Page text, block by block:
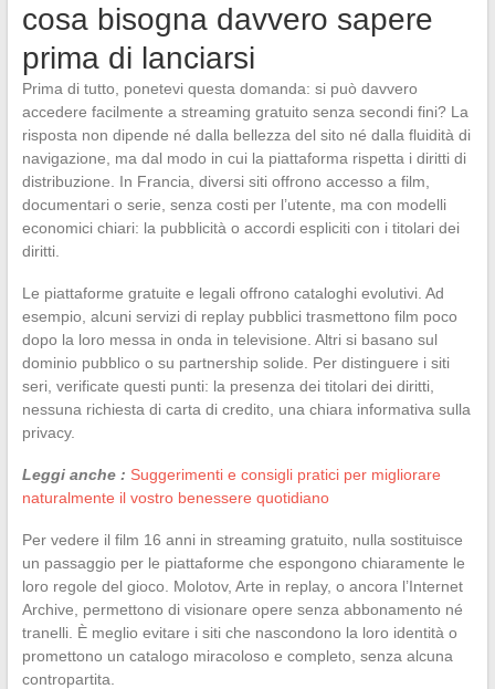
cosa bisogna davvero sapere
prima di lanciarsi
Prima di tutto, ponetevi questa domanda: si può davvero
accedere facilmente a streaming gratuito senza secondi fini? La
risposta non dipende né dalla bellezza del sito né dalla fluidità di
navigazione, ma dal modo in cui la piattaforma rispetta i diritti di
distribuzione. In Francia, diversi siti offrono accesso a film,
documentari o serie, senza costi per l’utente, ma con modelli
economici chiari: la pubblicità o accordi espliciti con i titolari dei
diritti.
Le piattaforme gratuite e legali offrono cataloghi evolutivi. Ad
esempio, alcuni servizi di replay pubblici trasmettono film poco
dopo la loro messa in onda in televisione. Altri si basano sul
dominio pubblico o su partnership solide. Per distinguere i siti
seri, verificate questi punti: la presenza dei titolari dei diritti,
nessuna richiesta di carta di credito, una chiara informativa sulla
privacy.
Leggi anche : Suggerimenti e consigli pratici per migliorare
naturalmente il vostro benessere quotidiano
Per vedere il film 16 anni in streaming gratuito, nulla sostituisce
un passaggio per le piattaforme che espongono chiaramente le
loro regole del gioco. Molotov, Arte in replay, o ancora l’Internet
Archive, permettono di visionare opere senza abbonamento né
tranelli. È meglio evitare i siti che nascondono la loro identità o
promettono un catalogo miracoloso e completo, senza alcuna
contropartita.